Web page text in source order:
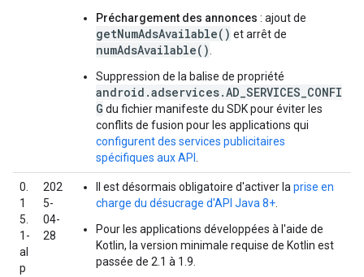
Préchargement des annonces : ajout de
getNumAdsAvailable() et arrêt de
numAdsAvailable()
Suppression de la balise de propriété
android.adservices.AD_SERVICES_CONFI
G du fichier manifeste du SDK pour éviter les
conflits de fusion pour les applications qui
configurent des services publicitaires
spécifiques aux API
0.
1
5.
1-
al
p
202
5-
04-
28
Il est désormais obligatoire d'activer la prise en
charge du désucrage d'API Java 8+
Pour les applications développées à l'aide de
Kotlin, la version minimale requise de Kotlin est
passée de 2.1 à 1.9.